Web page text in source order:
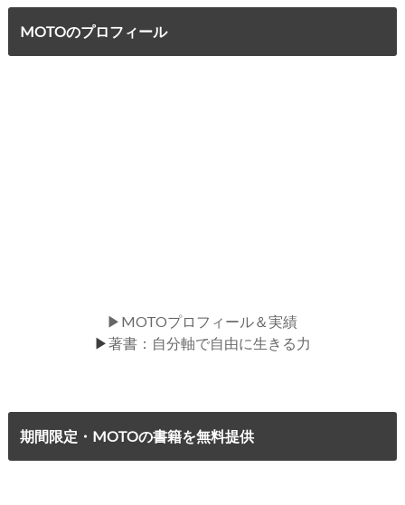
MOTOのプロフィール
▶MOTOプロフィール＆実績
▶著書：自分軸で自由に生きる力
期間限定・MOTOの書籍を無料提供